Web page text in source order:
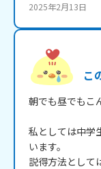
2025年2月13日
こ
朝でも昼でもこ
私としては中学
います。
説得方法として